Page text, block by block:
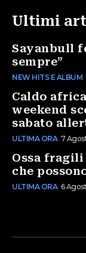
Ultimi
Sayanbull
sempre”
NEW HITS E ALBUM
Caldo
weekend
sabato
ULTIMA ORA 7
Ossa fragili
che
ULTIMA ORA 6